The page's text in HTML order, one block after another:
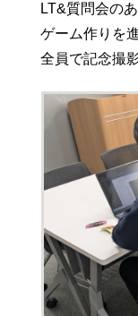
LT&質問会の
ゲーム作りを
全員で記念撮